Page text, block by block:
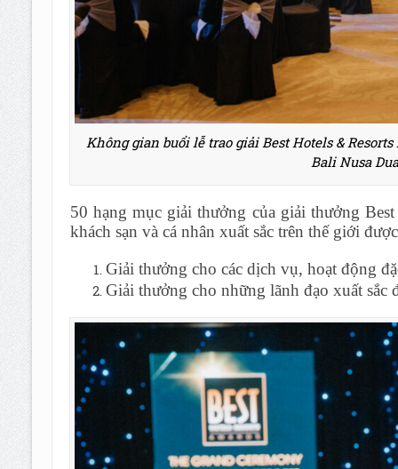
Không gian buổi lễ trao giải Best Hotels &
Bali Nusa
50 hạng mục giải thưởng của giải thưởng
khách sạn và cá nhân xuất sắc trên thế giới
Giải thưởng cho các dịch vụ, hoạt động
Giải thưởng cho những lãnh đạo xuất sắc